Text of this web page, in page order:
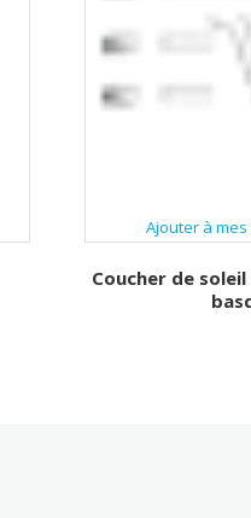
Ajouter à
Coucher de